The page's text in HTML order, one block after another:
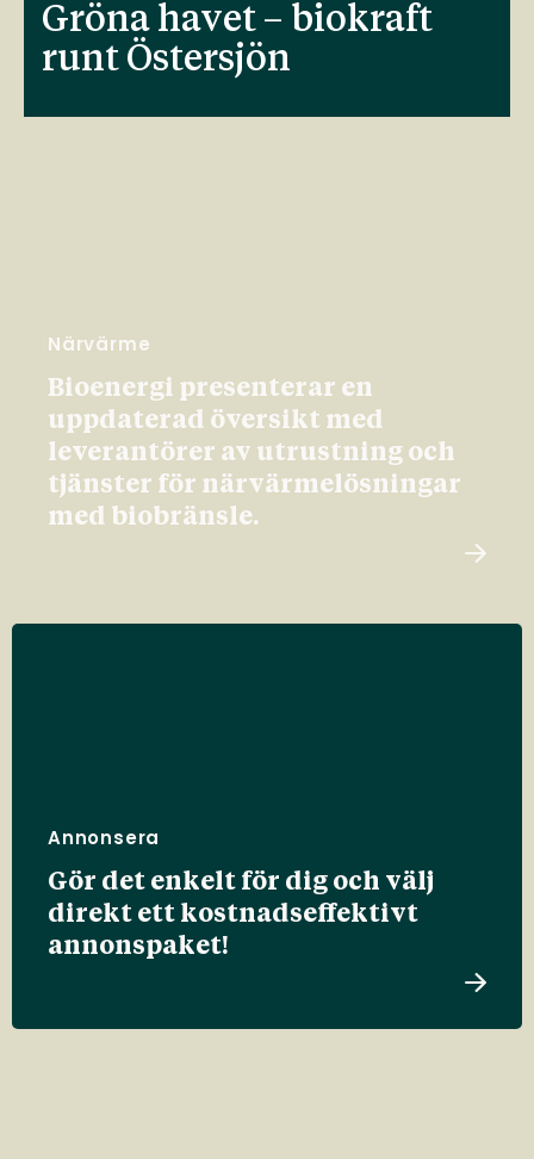
Gröna havet – biokraft
runt Östersjön
Närvärme
Bioenergi presenterar en
uppdaterad översikt med
leverantörer av utrustning och
tjänster för närvärmelösningar
med biobränsle.
Annonsera
Gör det enkelt för dig och välj
direkt ett kostnadseffektivt
annonspaket!